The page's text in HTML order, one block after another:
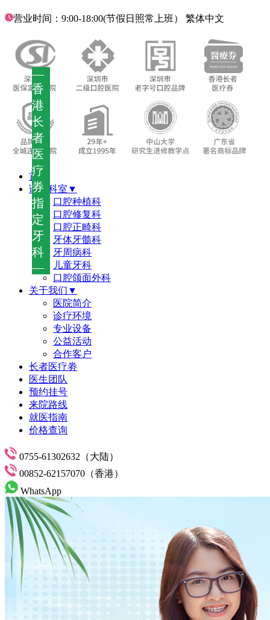
—
香
港
长
者
医
疗
券
指
定
牙
科
—
营业时间：9:00-18:00(节假日照常上班） 繁体中文
首页
诊疗科室▼
口腔种植科
口腔修复科
口腔正畸科
牙体牙髓科
牙周病科
儿童牙科
口腔颌面外科
关于我们▼
医院简介
诊疗环境
专业设备
公益活动
合作客户
长者医疗劵
医生团队
预约挂号
来院路线
就医指南
价格查询
0755-61302632（大陆）
00852-62157070（香港）
WhatsApp